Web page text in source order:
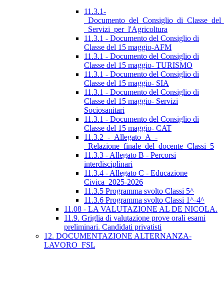
11.3.1-
_Servizi_per_l'Agricoltura
11.3.1 - Documento del Consiglio di
Classe del 15 maggio-AFM
11.3.1 - Documento del Consiglio di
Classe del 15 maggio- TURISMO
11.3.1 - Documento del Consiglio di
Classe del 15 maggio- SIA
11.3.1 - Documento del Consiglio di
Classe del 15 maggio- Servizi
Sociosanitari
11.3.1 - Documento del Consiglio di
Classe del 15 maggio- CAT
11.3.2_-_Allegato_A_-
_Relazione_finale_del_docente_Classi_5
11.3.3 - Allegato B - Percorsi
interdisciplinari
11.3.4 - Allegato C - Educazione
Civica_2025-2026
11.3.5 Programma svolto Classi 5^
11.3.6 Programma svolto Classi 1^-4^
11.08 - LA VALUTAZIONE AL DE NICOLA.
11.9. Griglia di valutazione prove orali esami
preliminari. Candidati privatisti
12. DOCUMENTAZIONE ALTERNANZA-
LAVORO_FSL